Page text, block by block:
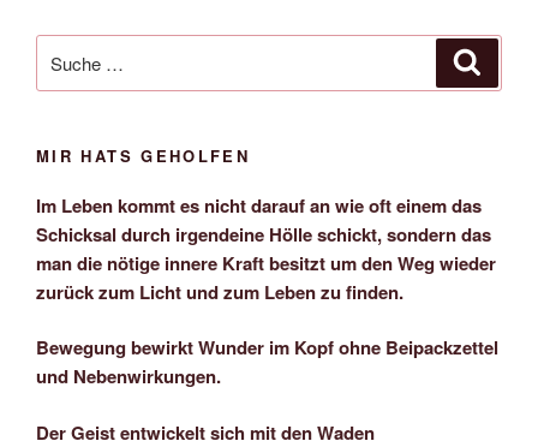
nach:
MIR HATS GEHOLFEN
Im Leben kommt es nicht darauf an wie oft einem das
Schicksal durch irgendeine Hölle schickt, sondern das
man die nötige innere Kraft besitzt um den Weg wieder
zurück zum Licht und zum Leben zu finden.
Bewegung bewirkt Wunder im Kopf ohne Beipackzettel
und Nebenwirkungen.
Der Geist entwickelt sich mit den Waden